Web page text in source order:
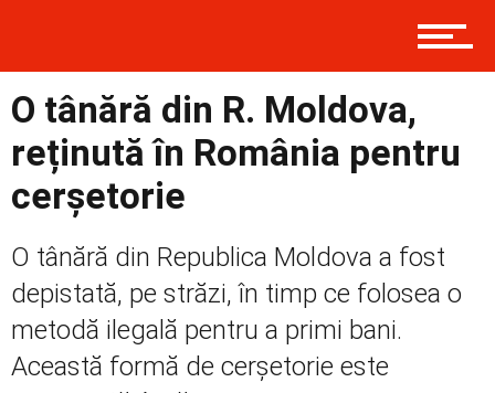
Politică
Social
O tânără din R. Moldova,
reținută în România pentru
cerșetorie
O tânără din Republica Moldova a fost
depistată, pe străzi, în timp ce folosea o
metodă ilegală pentru a primi bani.
Această formă de cerșetorie este